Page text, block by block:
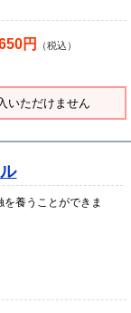
円
（税込）
いただけません
養うことができま